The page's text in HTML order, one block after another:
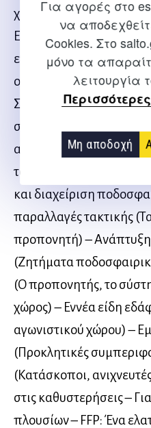
Για αγορές στο
να
Cookies. Στο
μόνο τα
λειτουργία
Μη αποδοχή
χρηματοδότησης και η
Επιθετική στρατηγική
επίθεσης) –
ομάδων και διάταξη
Συμβατικό και
στρατηγικού
αδύνατα σημεία
του παιχνιδιού) –
και διαχείριση
παραλλαγές τακτικής
προπονητή) –
(Ζητήματα
(Ο προπονητής, το
χώρος) – Εννέα είδη
αγωνιστικού χώρου) –
(Προκλητικές
(Κατάσκοποι,
στις καθυστερήσεις –
πλουσίων – FFP: Ένα